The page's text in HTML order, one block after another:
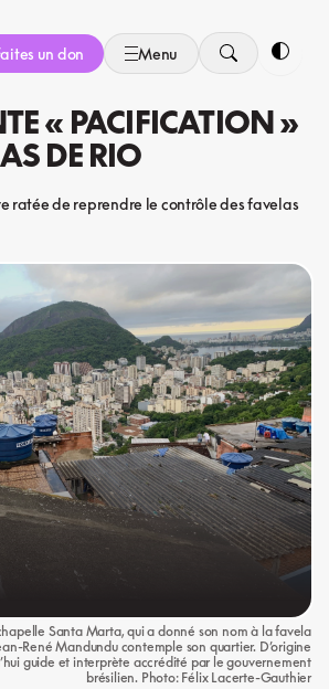
un don Menu
« PACIFICATION »
DE RIO
ratée de reprendre le contrôle des favelas
Santa Marta, qui a donné son nom à la favela
René Mandundu contemple son quartier. D’origine
guide et interprète accrédité par le gouvernement
brésilien. Photo: Félix Lacerte-Gauthier